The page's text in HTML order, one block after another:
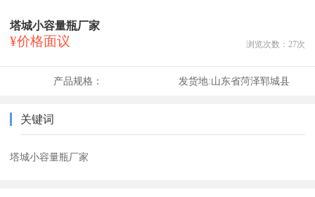
塔城小容量瓶厂家
¥价格面议 浏览次数： 27次
产品规格： 发货地:山东省菏泽郓城县
关键词
塔城小容量瓶厂家